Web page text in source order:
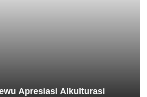
Apresiasi Alkulturasi